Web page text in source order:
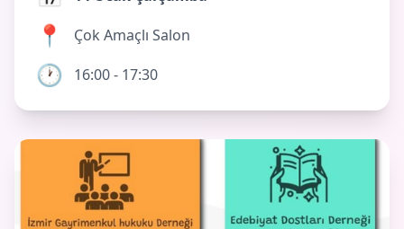
📍 Çok Amaçlı Salon
🕐 16:00 - 17:30